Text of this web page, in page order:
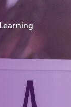
Learning